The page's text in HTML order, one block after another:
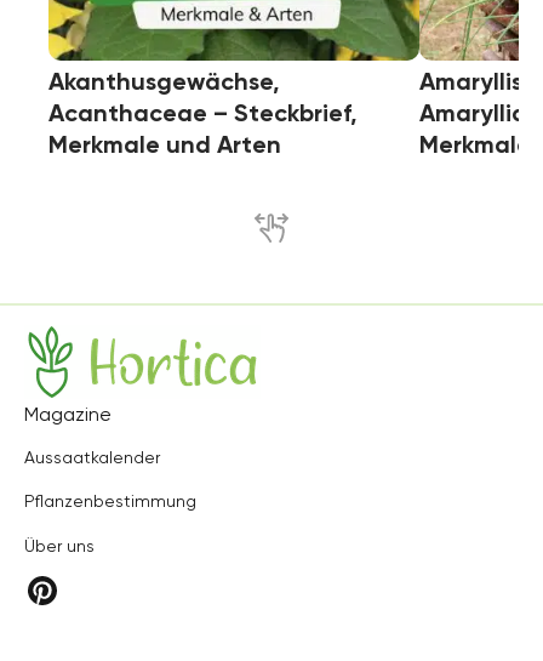
Akanthusgewächse,
Acanthaceae – Steckbrief,
Merkmale und Arten
Merkmale
Hortica
Magazine
Aussaatkalender
Pflanzenbestimmung
Über uns